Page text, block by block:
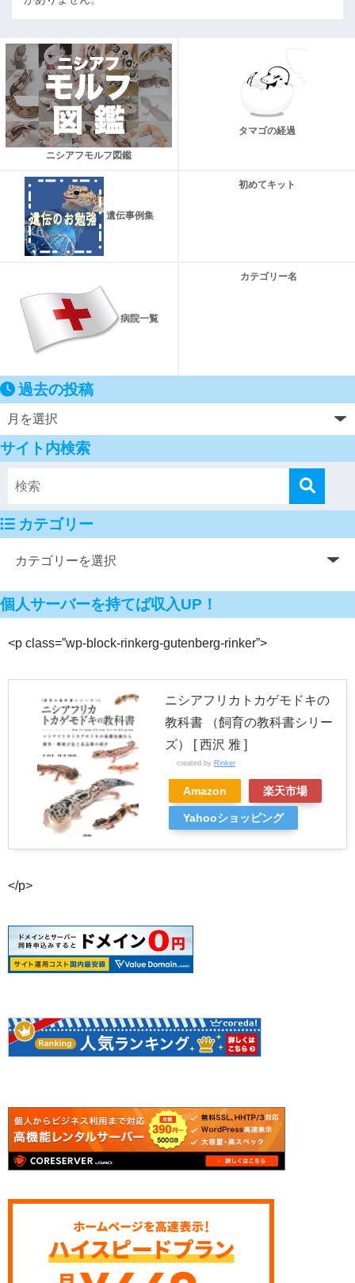
ニシアフモルフ図鑑
タマゴの経過
遺伝事例集
初めてキット
病院一覧
カテゴリー名
過去の投稿
サイト内検索
カテゴリー
個人サーバーを持てば収入UP！
<p class=”wp-block-rinkerg-gutenberg-rinker”>
ニシアフリカトカゲモドキの
教科書 （飼育の教科書シリー
ズ） [ 西沢 雅 ]
created by Rinker
Amazon 楽天市場
Yahooショッピング
</p>